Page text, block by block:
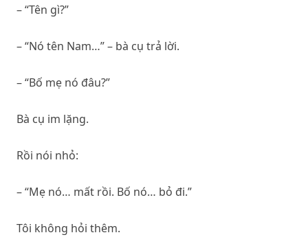
– “Tên gì?”
– “Nó tên Nam…” – bà cụ trả lời.
– “Bố mẹ nó đâu?”
Bà cụ im lặng.
Rồi nói nhỏ:
– “Mẹ nó… mất rồi. Bố nó… bỏ đi.”
Tôi không hỏi thêm.